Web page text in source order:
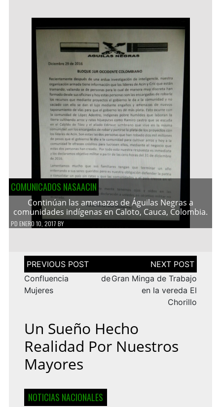
COMUNICADOS NASAACIN
Continúan las amenazas de Águilas Negras a
comunidades indígenas en Caloto, Cauca, Colombia.
PD ENERO 10, 2017 BY
Navegación
de
entradas
Confluencia de
Mujeres
Gran Minga de Trabajo
en la vereda El
Chorillo
Un Sueño Hecho
Realidad Por Nuestros
Mayores
NOTICIAS NACIONALES